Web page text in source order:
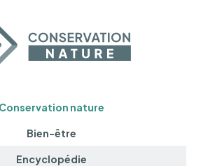
Conservation nature
Bien-être
Encyclopédie